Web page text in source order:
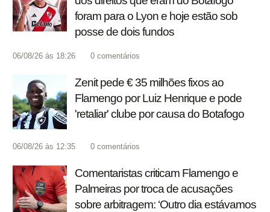
foram para o Lyon e hoje estão sob
posse de dois fundos
06/08/26 às 18:26 0 comentários
Zenit pede € 35 milhões fixos ao
Flamengo por Luiz Henrique e pode
'retaliar' clube por causa do Botafogo
06/08/26 às 12:35 0 comentários
Comentaristas criticam Flamengo e
Palmeiras por troca de acusações
sobre arbitragem: ‘Outro dia estávamos